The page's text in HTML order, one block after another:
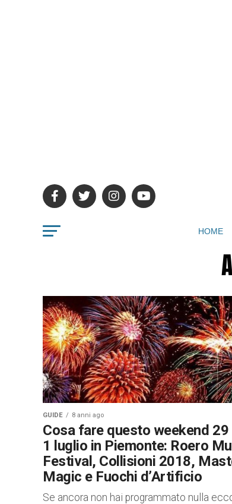
HOME
GUIDE 8 anni ago
Cosa fare questo weekend
1 luglio in Piemonte: Roero
Festival, Collisioni 2018,
Magic e Fuochi d’Artificio
Se ancora non hai programmato nulla